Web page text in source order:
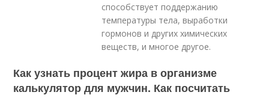
способствует поддержанию
температуры тела, выработки
гормонов и других химических
веществ, и многое другое.
Как узнать процент жира в организме
калькулятор для мужчин. Как посчитать